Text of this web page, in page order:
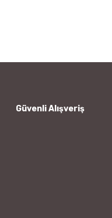
Güvenli Alışveriş